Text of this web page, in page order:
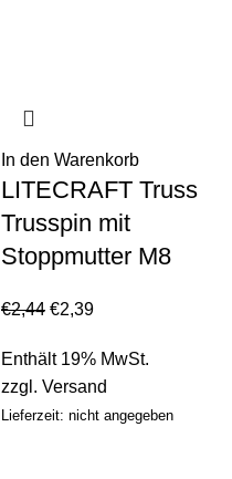
In den Warenkorb
LITECRAFT Truss
Trusspin mit
Stoppmutter M8
€2,44 €2,39
Enthält 19% MwSt.
zzgl. Versand
Lieferzeit: nicht angegeben